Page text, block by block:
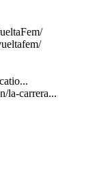
la-carrera...